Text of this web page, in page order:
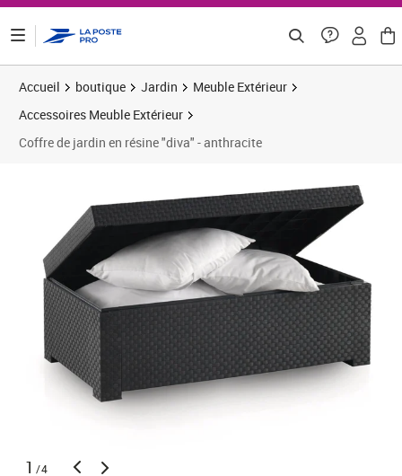
Accueil boutique Jardin
Meuble Extérieur
Accessoires Meuble Extérieur
Coffre de jardin en résine "diva" - anthracite
1 /4